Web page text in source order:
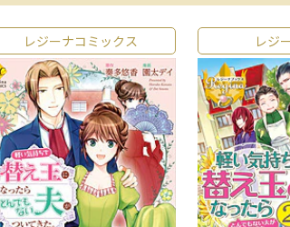
レジーナコミックス レジ